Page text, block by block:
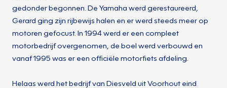
gedonder begonnen. De Yamaha werd gerestaureerd,
Gerard ging zijn rijbewijs halen en er werd steeds meer op
motoren gefocust. In 1994 werd er een compleet
motorbedrijf overgenomen, de boel werd verbouwd en
vanaf 1995 was er een officiële motorfiets afdeling.
Helaas werd het bedrijf van Diesveld uit Voorhout eind